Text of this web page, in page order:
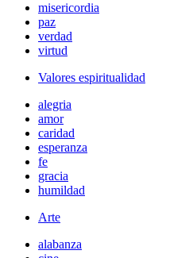
misericordia
paz
verdad
virtud
Valores espiritualidad
alegria
amor
caridad
esperanza
fe
gracia
humildad
Arte
alabanza